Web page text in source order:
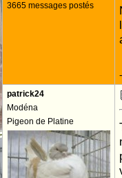
3665 messages postés
patrick24
Modéna
Pigeon de Platine